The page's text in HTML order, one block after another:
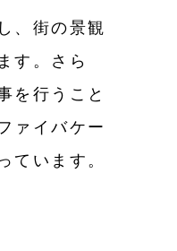
、街の景観
す。さら
を行うこと
ァイバケー
ています。